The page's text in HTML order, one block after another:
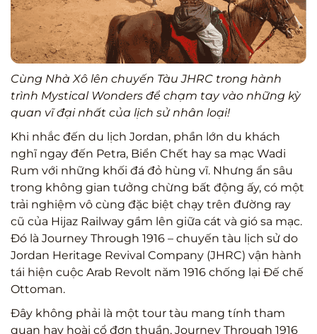
Cùng Nhà Xô lên chuyến Tàu JHRC trong hành
trình Mystical Wonders để chạm tay vào những kỳ
quan vĩ đại nhất của lịch sử nhân loại!
Khi nhắc đến du lịch Jordan, phần lớn du khách
nghĩ ngay đến Petra, Biển Chết hay sa mạc Wadi
Rum với những khối đá đỏ hùng vĩ. Nhưng ẩn sâu
trong không gian tưởng chừng bất động ấy, có một
trải nghiệm vô cùng đặc biệt chạy trên đường ray
cũ của Hijaz Railway gầm lên giữa cát và gió sa mạc.
Đó là Journey Through 1916 – chuyến tàu lịch sử do
Jordan Heritage Revival Company (JHRC) vận hành
tái hiện cuộc Arab Revolt năm 1916 chống lại Đế chế
Ottoman.
Đây không phải là một tour tàu mang tính tham
quan hay hoài cổ đơn thuần, Journey Through 1916